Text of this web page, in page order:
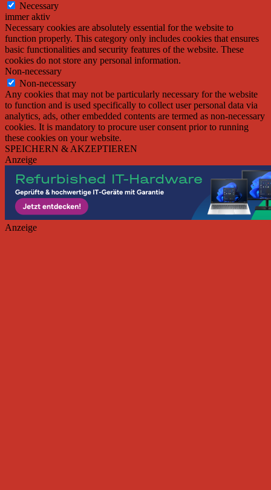
Necessary
immer aktiv
Necessary cookies are absolutely essential for the website to
function properly. This category only includes cookies that ensures
basic functionalities and security features of the website. These
cookies do not store any personal information.
Non-necessary
Non-necessary
Any cookies that may not be particularly necessary for the website
to function and is used specifically to collect user personal data via
analytics, ads, other embedded contents are termed as non-necessary
cookies. It is mandatory to procure user consent prior to running
these cookies on your website.
SPEICHERN & AKZEPTIEREN
Anzeige
Anzeige